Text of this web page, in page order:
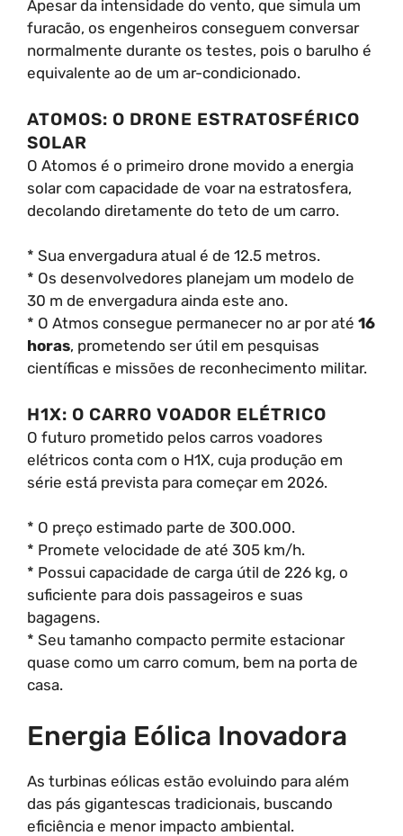
Apesar da intensidade do vento, que simula um
furacão, os engenheiros conseguem conversar
normalmente durante os testes, pois o barulho é
equivalente ao de um ar-condicionado.
ATOMOS: O DRONE ESTRATOSFÉRICO
SOLAR
O Atomos é o primeiro drone movido a energia
solar com capacidade de voar na estratosfera,
decolando diretamente do teto de um carro.
* Sua envergadura atual é de 12.5 metros.
* Os desenvolvedores planejam um modelo de
30 m de envergadura ainda este ano.
* O Atmos consegue permanecer no ar por até 16
horas, prometendo ser útil em pesquisas
científicas e missões de reconhecimento militar.
H1X: O CARRO VOADOR ELÉTRICO
O futuro prometido pelos carros voadores
elétricos conta com o H1X, cuja produção em
série está prevista para começar em 2026.
* O preço estimado parte de 300.000.
* Promete velocidade de até 305 km/h.
* Possui capacidade de carga útil de 226 kg, o
suficiente para dois passageiros e suas
bagagens.
* Seu tamanho compacto permite estacionar
quase como um carro comum, bem na porta de
casa.
Energia Eólica Inovadora
As turbinas eólicas estão evoluindo para além
das pás gigantescas tradicionais, buscando
eficiência e menor impacto ambiental.